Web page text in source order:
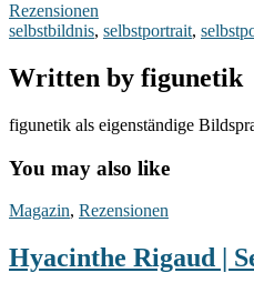
Rezensionen
selbstbildnis, selbstportrait,
Written by figunetik
figunetik als eigenständige
You may also like
Hyacinthe
|
Selbstporträt
Magazin, Rezensionen
Hyacinthe Rigaud |